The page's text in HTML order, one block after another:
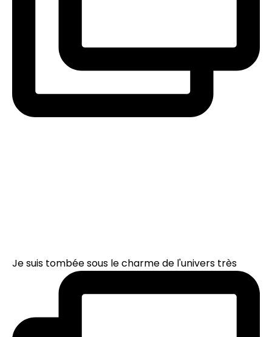
Je suis tombée sous le charme de l'univers très